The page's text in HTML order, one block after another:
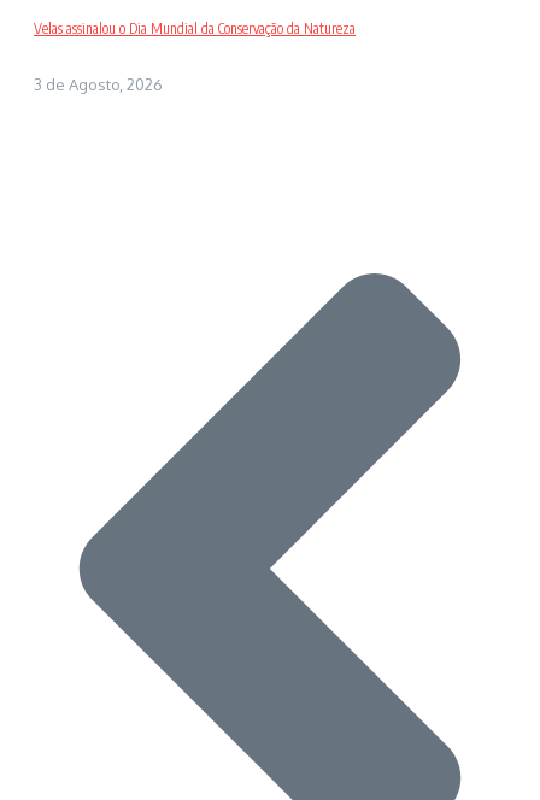
Velas assinalou o Dia Mundial da Conservação da Natureza
3 de Agosto, 2026